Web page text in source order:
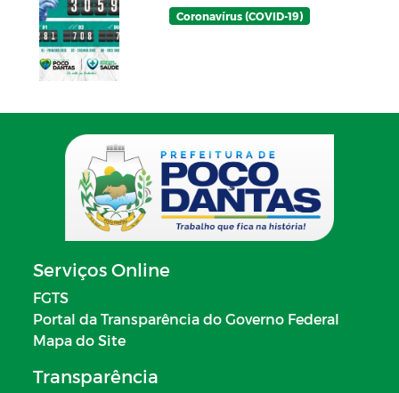
Coronavírus (COVID-19)
Serviços Online
FGTS
Portal da Transparência do Governo Federal
Mapa do Site
Transparência